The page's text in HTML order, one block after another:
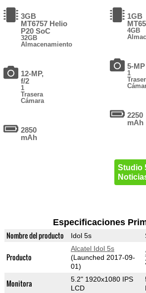
3GB
MT6757 Helio
P20 SoC
32GB
Almacenamiento
12-MP,
f/2
1
Trasera
Cámara
2850
mAh
1GB
4GB
5-MP
1
2250
mAh
Studio
Especificaciones
Nombre del producto Idol 5s
Producto
Alcatel Idol 5s
(Launched 2017-09-
01)
Monitora
5.2" 1920x1080 IPS
LCD